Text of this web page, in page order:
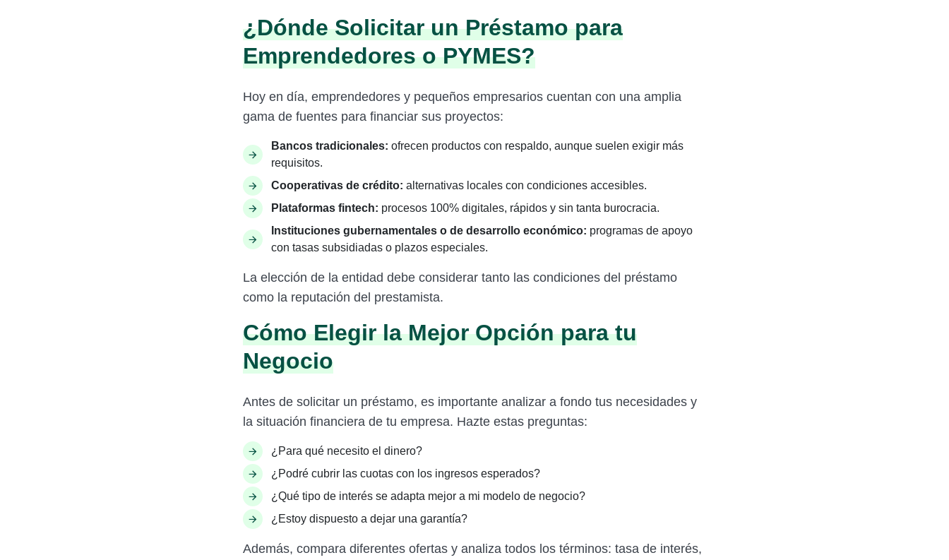
¿Dónde Solicitar un Préstamo para
Emprendedores o PYMES?
Hoy en día, emprendedores y pequeños empresarios cuentan con una amplia
gama de fuentes para financiar sus proyectos:
Bancos tradicionales: ofrecen productos con respaldo, aunque suelen exigir más
requisitos.
Cooperativas de crédito: alternativas locales con condiciones accesibles.
Plataformas fintech: procesos 100% digitales, rápidos y sin tanta burocracia.
Instituciones gubernamentales o de desarrollo económico: programas de apoyo
con tasas subsidiadas o plazos especiales.
La elección de la entidad debe considerar tanto las condiciones del préstamo
como la reputación del prestamista.
Cómo Elegir la Mejor Opción para tu
Negocio
Antes de solicitar un préstamo, es importante analizar a fondo tus necesidades y
la situación financiera de tu empresa. Hazte estas preguntas:
¿Para qué necesito el dinero?
¿Podré cubrir las cuotas con los ingresos esperados?
¿Qué tipo de interés se adapta mejor a mi modelo de negocio?
¿Estoy dispuesto a dejar una garantía?
Además, compara diferentes ofertas y analiza todos los términos: tasa de interés,